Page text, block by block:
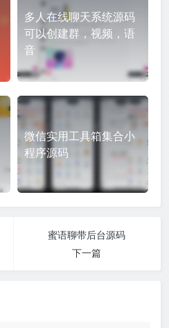
多人在线聊天系统源码
可以创建群，视频，语
音
微信实用工具箱集合小
程序源码
蜜语聊带后台源码
下一篇